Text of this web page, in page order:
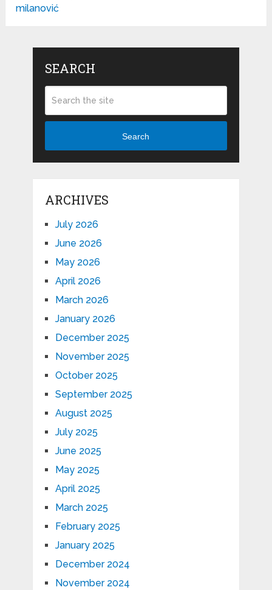
milanović
SEARCH
Search
ARCHIVES
July 2026
June 2026
May 2026
April 2026
March 2026
January 2026
December 2025
November 2025
October 2025
September 2025
August 2025
July 2025
June 2025
May 2025
April 2025
March 2025
February 2025
January 2025
December 2024
November 2024